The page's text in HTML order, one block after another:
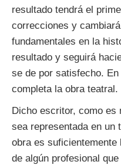
resultado tendrá el
correcciones y
fundamentales en la
resultado y seguirá
se de por satisfecho.
completa la obra teatral.
Dicho escritor, como es
sea representada en un
obra es suficientemente
de algún profesional